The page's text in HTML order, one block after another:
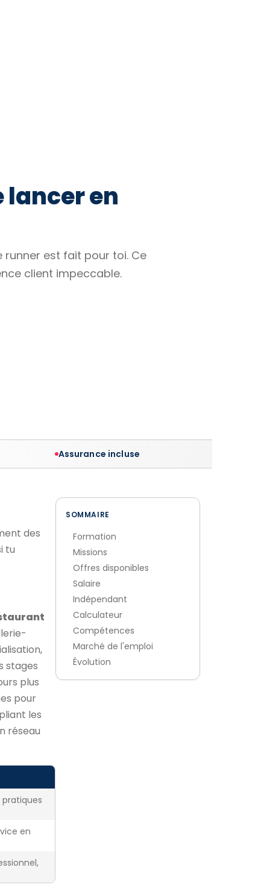
lancer en
est fait pour toi. Ce
client impeccable.
Assurance incluse
des
tu
stages
plus
pour
les
réseau
en
SOMMAIRE
Formation
Missions
Offres disponibles
Salaire
Indépendant
Calculateur
Compétences
Marché de l'emploi
Évolution